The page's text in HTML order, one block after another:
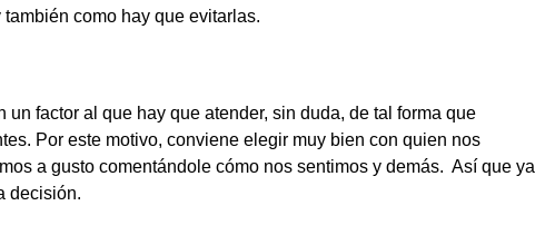
como hay que evitarlas.
factor al que hay que atender, sin duda, de tal forma que
Por este motivo, conviene elegir muy bien con quien nos
a gusto comentándole cómo nos sentimos y demás. Así que ya
decisión.